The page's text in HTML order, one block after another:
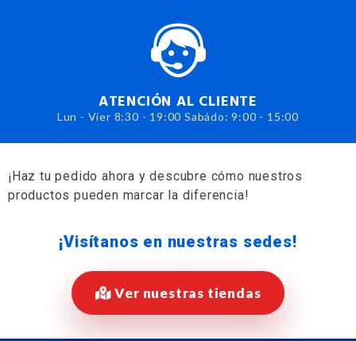
ATENCIÓN AL CLIENTE
Lun - Vier 8:30 - 19:00 Sabádo: 9:00 - 15:00
¡Haz tu pedido ahora y descubre cómo nuestros
productos pueden marcar la diferencia!
¡Visítanos en nuestras sedes!
Ver nuestras tiendas